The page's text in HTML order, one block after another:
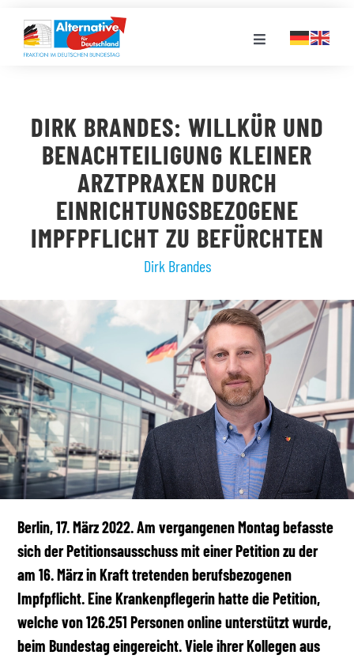
Inhalt
springen
Toggle
LANDESGRUPPEN
VERANSTALTUNGEN
PRESSE
STELLENPORTAL
MEDIATHEK
DIRK BRANDES: WILLKÜR UND
BENACHTEILIGUNG KLEINER
ARZTPRAXEN DURCH
EINRICHTUNGSBEZOGENE
IMPFPFLICHT ZU BEFÜRCHTEN
Dirk Brandes
Berlin, 17. März 2022.Am vergangenen Montag befasste
sich der Petitionsausschuss mit einer Petition zu der
am 16. März in Kraft tretenden berufsbezogenen
Impfpflicht. Eine Krankenpflegerin hatte die Petition,
welche von 126.251 Personen online unterstützt wurde,
beim Bundestag eingereicht. Viele ihrer Kollegen aus